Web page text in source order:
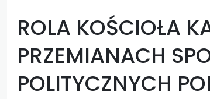
ROLA KOŚCIOŁA
PRZEMIANACH
POLITYCZNYCH